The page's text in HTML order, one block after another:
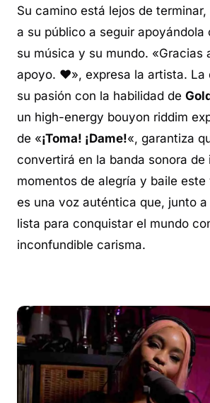
Su camino está lejos de terminar,
a su público a seguir apoyándola
su música y su mundo. «Gracias
apoyo. ❤️», expresa la artista. La
su pasión con la habilidad de
un high-energy bouyon riddim
de «¡Toma! ¡Dame!«, garantiza
convertirá en la banda sonora de
momentos de alegría y baile este
es una voz auténtica que, junto a
lista para conquistar el mundo
inconfundible carisma.